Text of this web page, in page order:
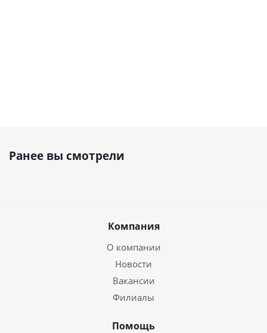
Ранее вы смотрели
Компания
О компании
Новости
Вакансии
Филиалы
Помощь